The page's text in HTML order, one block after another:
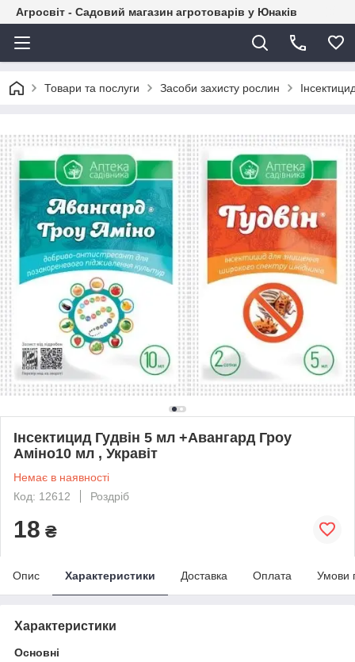
Агросвіт - Садовий магазин агротоварів у Юнаків
Товари та послуги Засоби захисту рослин
Інсектицид Гудвін 5 мл +Авангард Гроу
Аміно10 мл , Укравіт
Немає в наявності
Код: 12612
Роздріб
18 ₴
Опис Характеристики Доставка Оплата Умови
Характеристики
Основні